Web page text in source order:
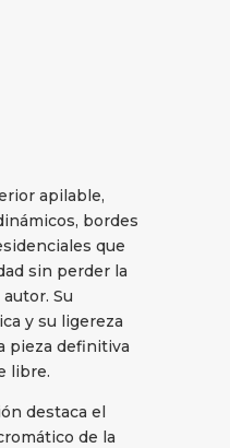
apilable,
bordes
que
sin perder la
Su
y su ligereza
pieza definitiva
libre.
destaca el
de la